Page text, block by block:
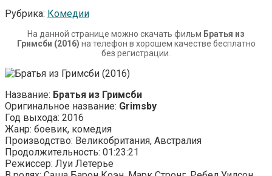
Рубрика: Комедии
На данной странице можно скачать фильм Братья из
Гримсби (2016) на телефон в хорошем качестве бесплатно
без регистрации.
Название: Братья из Гримсби
Оригинальное название: Grimsby
Год выхода: 2016
Жанр: боевик, комедия
Производство: Великобритания, Австралия
Продолжительность: 01:23:21
Режиссер: Луи Летерье